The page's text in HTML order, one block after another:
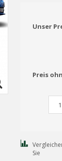
Unser
Preis
Sie